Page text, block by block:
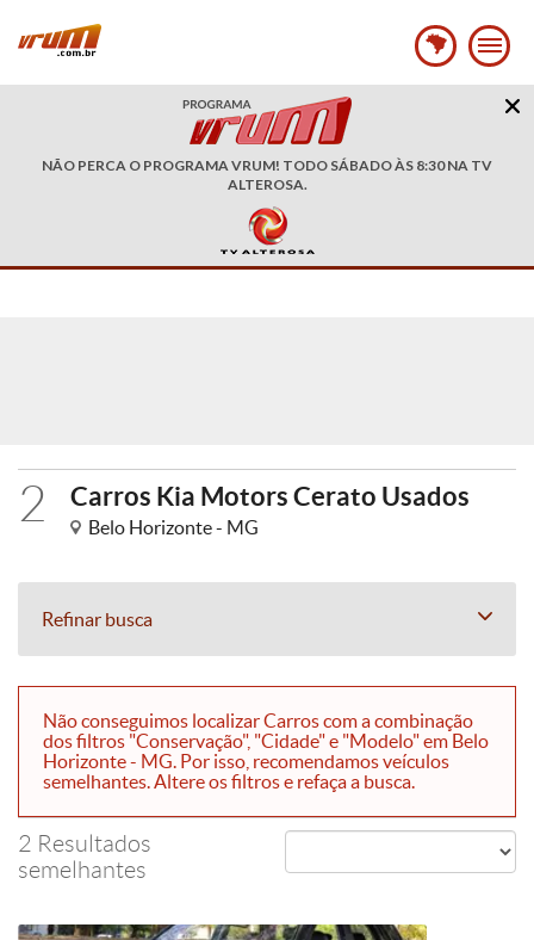
NÃO PERCA O PROGRAMA VRUM! TODO SÁBADO ÀS 8:30 NA TV
ALTEROSA.
2 Carros Kia Motors Cerato Usados
Belo Horizonte - MG
Refinar busca
Não conseguimos localizar Carros com a combinação
dos filtros "Conservação", "Cidade" e "Modelo" em Belo
Horizonte - MG. Por isso, recomendamos veículos
semelhantes. Altere os filtros e refaça a busca.
2 Resultados
semelhantes